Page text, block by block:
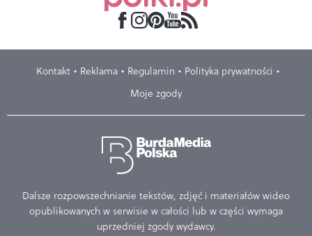
Kontakt Reklama Regulamin
Polityka prywatności
Moje zgody
Dalsze rozpowszechnianie tekstów, zdjęć i materiałów wideo
opublikowanych w serwisie w całości lub w części wymaga
uprzedniej zgody wydawcy.